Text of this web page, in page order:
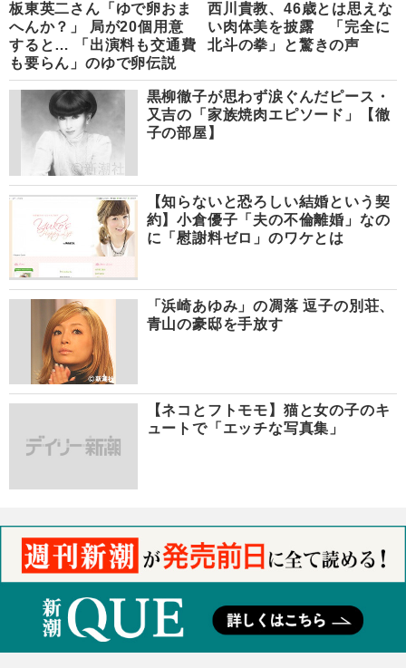
板東英二さん「ゆで卵おま
へんか？」 局が20個用意
すると… 「出演料も交通費
も要らん」のゆで卵伝説
西川貴教、46歳とは思えな
い肉体美を披露 「完全に
北斗の拳」と驚きの声
黒柳徹子が思わず涙ぐんだピース・
又吉の「家族焼肉エピソード」【徹
子の部屋】
【知らないと恐ろしい結婚という契
約】小倉優子「夫の不倫離婚」なの
に「慰謝料ゼロ」のワケとは
「浜崎あゆみ」の凋落 逗子の別荘、
青山の豪邸を手放す
【ネコとフトモモ】猫と女の子のキ
ュートで「エッチな写真集」